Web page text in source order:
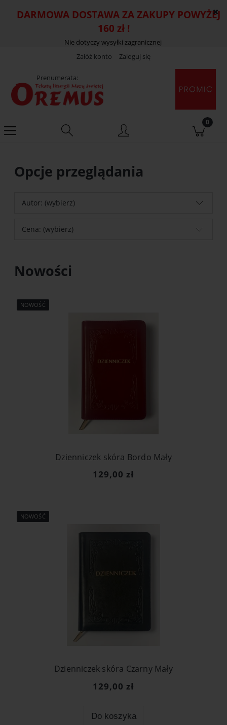
DARMOWA DOSTAWA ZA ZAKUPY POWYŻEJ
160 zł !
Nie dotyczy wysyłki zagranicznej
Załóż konto
Zaloguj się
Prenumerata:
Opcje przeglądania
Autor: (wybierz)
Cena: (wybierz)
Nowości
Dzienniczek skóra Bordo Mały
129,00 zł
NOWOŚĆ
Dzienniczek skóra Czarny Mały
129,00 zł
Do koszyka
NOWOŚĆ